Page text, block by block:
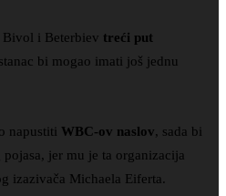
Bivol i Beterbiev treći put
bi mogao imati još jednu
napustiti WBC-ov naslov, sada bi
jer mu je ta organizacija
izazivača Michaela Eiferta.